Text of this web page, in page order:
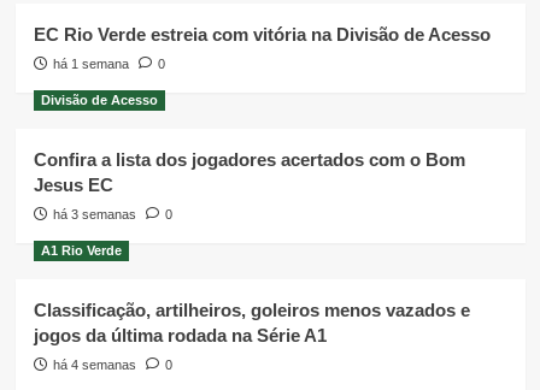
EC Rio Verde estreia com vitória na Divisão de Acesso
há 1 semana 0
Divisão de Acesso
Confira a lista dos jogadores acertados com o Bom
Jesus EC
há 3 semanas 0
A1 Rio Verde
Classificação, artilheiros, goleiros menos vazados e
jogos da última rodada na Série A1
há 4 semanas 0